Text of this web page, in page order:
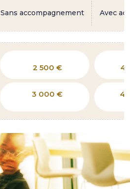
Sans accompagnement Avec
2 500 € 4
3 000 € 4